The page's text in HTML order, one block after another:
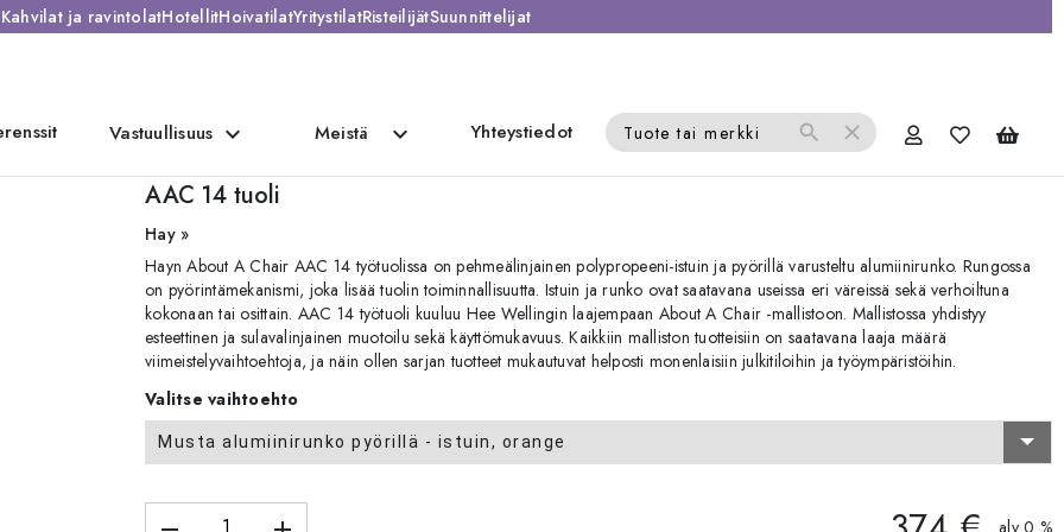
Kahvilat ja ravintolatHotellitHoivatilatYritystilatRisteilijätSuunnittelijat
Vastuullisuus expand_more Meistä expand_more Yhteystiedot Tuote tai merkki search close
AAC 14 tuoli
Hay »
Hayn About A Chair AAC 14 työtuolissa on pehmeälinjainen polypropeeni-istuin ja pyörillä varusteltu alumiinirunko. Rungossa
on pyörintämekanismi, joka lisää tuolin toiminnallisuutta. Istuin ja runko ovat saatavana useissa eri väreissä sekä verhoiltuna
kokonaan tai osittain. AAC 14 työtuoli kuuluu Hee Wellingin laajempaan About A Chair -mallistoon. Mallistossa yhdistyy
esteettinen ja sulavalinjainen muotoilu sekä käyttömukavuus. Kaikkiin malliston tuotteisiin on saatavana laaja määrä
viimeistelyvaihtoehtoja, ja näin ollen sarjan tuotteet mukautuvat helposti monenlaisiin julkitiloihin ja työympäristöihin.
Valitse vaihtoehto
Musta alumiinirunko pyörillä - istuin, orange
alv 0 %